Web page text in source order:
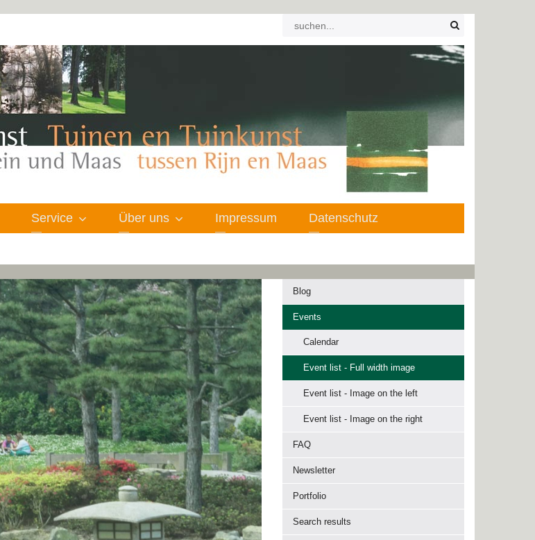
Service Über uns Impressum Datenschutz
Blog
Events
Calendar
Event list - Full width image
Event list - Image on the left
Event list - Image on the right
FAQ
Newsletter
Portfolio
Search results